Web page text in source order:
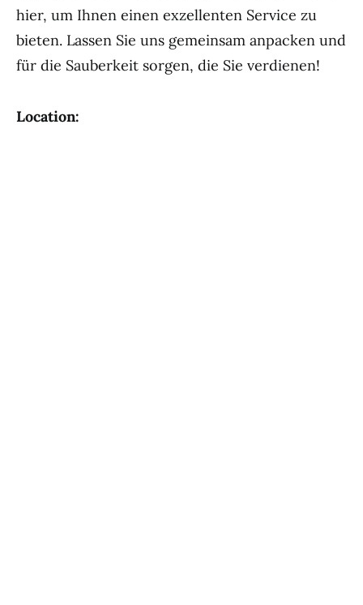
hier, um Ihnen einen exzellenten Service zu
bieten. Lassen Sie uns gemeinsam anpacken und
für die Sauberkeit sorgen, die Sie verdienen!
Location: